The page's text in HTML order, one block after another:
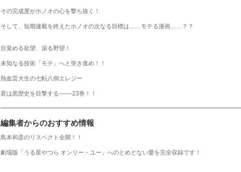
その完成度がホノオの心を撃ち抜く！
そして、短期連載を終えたホノオの次なる目標は……モテる漫画……？？
目覚める欲望、滾る野望！
未知なる技術「モテ」へと突き進め！！
熱血芸大生の七転八倒エレジー
君は黒歴史を目撃する───23巻！！
編集者からのおすすめ情報
島本和彦のリスペクト全開！！
劇場版「うる星やつら オンリー・ユー」へのとめどない愛を完全収録です！